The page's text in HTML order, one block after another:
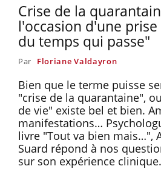
Crise de la
l'occasion d'une
du temps qui passe"
Par Floriane Valdayron
Bien que le terme puisse
"crise de la quarantaine",
de vie" existe bel et bien.
manifestations…
livre "Tout va bien mais…",
Suard répond à nos
sur son expérience clinique.